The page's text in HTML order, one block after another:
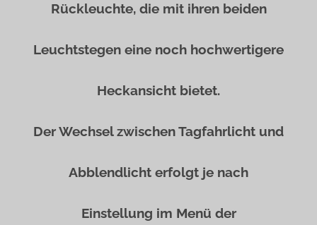
Rückleuchte, die mit ihren beiden
Leuchtstegen eine noch hochwertigere
Heckansicht bietet.
Der Wechsel zwischen Tagfahrlicht und
Abblendlicht erfolgt je nach
Einstellung im Menü der